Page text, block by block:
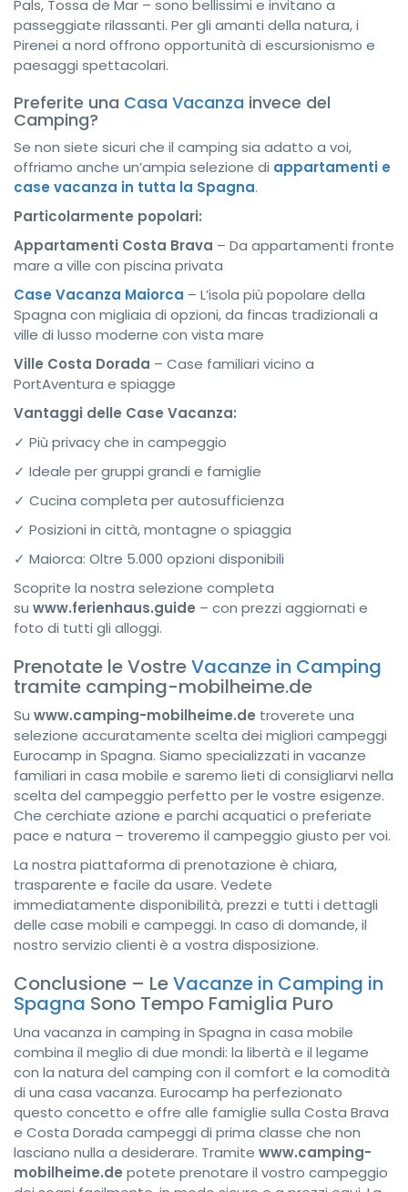
Pals, Tossa de Mar – sono bellissimi e invitano a
passeggiate rilassanti. Per gli amanti della natura, i
Pirenei a nord offrono opportunità di escursionismo e
paesaggi spettacolari.
Preferite una Casa Vacanza invece del
Camping?
Se non siete sicuri che il camping sia adatto a voi,
offriamo anche un’ampia selezione di appartamenti e
case vacanza in tutta la Spagna.
Particolarmente popolari:
Appartamenti Costa Brava – Da appartamenti fronte
mare a ville con piscina privata
Case Vacanza Maiorca – L’isola più popolare della
Spagna con migliaia di opzioni, da fincas tradizionali a
ville di lusso moderne con vista mare
Ville Costa Dorada – Case familiari vicino a
PortAventura e spiagge
Vantaggi delle Case Vacanza:
✓ Più privacy che in campeggio
✓ Ideale per gruppi grandi e famiglie
✓ Cucina completa per autosufficienza
✓ Posizioni in città, montagne o spiaggia
✓ Maiorca: Oltre 5.000 opzioni disponibili
Scoprite la nostra selezione completa
su www.ferienhaus.guide – con prezzi aggiornati e
foto di tutti gli alloggi.
Prenotate le VostreVacanze in Camping
tramite camping-mobilheime.de
Su www.camping-mobilheime.de troverete una
selezione accuratamente scelta dei migliori campeggi
Eurocamp in Spagna. Siamo specializzati in vacanze
familiari in casa mobile e saremo lieti di consigliarvi nella
scelta del campeggio perfetto per le vostre esigenze.
Che cerchiate azione e parchi acquatici o preferiate
pace e natura – troveremo il campeggio giusto per voi.
La nostra piattaforma di prenotazione è chiara,
trasparente e facile da usare. Vedete
immediatamente disponibilità, prezzi e tutti i dettagli
delle case mobili e campeggi. In caso di domande, il
nostro servizio clienti è a vostra disposizione.
Conclusione – LeVacanze in Camping in
Spagna Sono Tempo Famiglia Puro
Una vacanza in camping in Spagna in casa mobile
combina il meglio di due mondi: la libertà e il legame
con la natura del camping con il comfort e la comodità
di una casa vacanza. Eurocamp ha perfezionato
questo concetto e offre alle famiglie sulla Costa Brava
e Costa Dorada campeggi di prima classe che non
lasciano nulla a desiderare. Tramite www.camping-
mobilheime.de potete prenotare il vostro campeggio